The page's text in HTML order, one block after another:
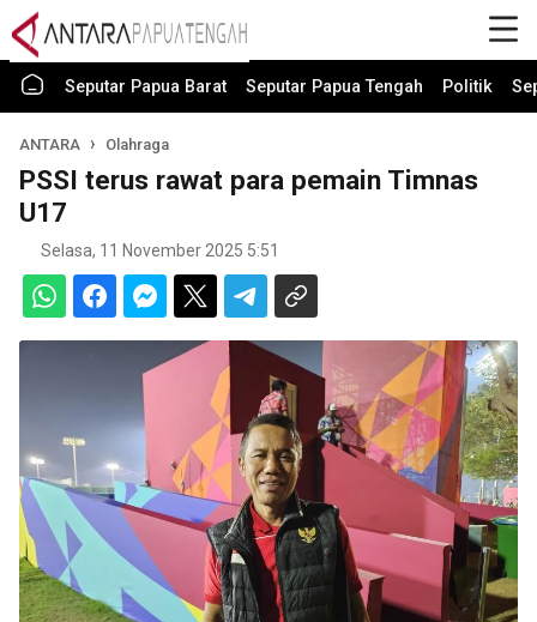
Seputar Papua Barat Seputar Papua Tengah Politik
ANTARA Olahraga
PSSI terus rawat para pemain Timnas
U17
Selasa, 11 November 2025 5:51